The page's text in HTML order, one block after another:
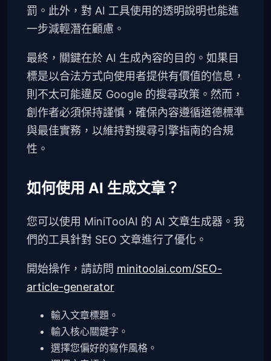
罰。此外，對 AI 工具使用的透明說明也能進
一步減輕潛在顧慮。
最終，關鍵在於 AI 生成內容的目的。如果目
標是以合法方式向使用者提供有價值的信息，
則不太可能違反 Google 的搜尋政策。然而，
創作者必須保持謹慎，確保內容遵循道德標準
與最佳實務，以維持對搜尋引擎指南的合規
性。
如何使用 AI 生成文章？
您可以使用 MiniToolAI 的 AI 文章生成器。我
們的工具針對 SEO 文章進行了優化。
開始操作，請訪問 minitoolai.com/SEO-
article-generator
輸入文章標題。
輸入核心關鍵字。
選擇您偏好的寫作風格。